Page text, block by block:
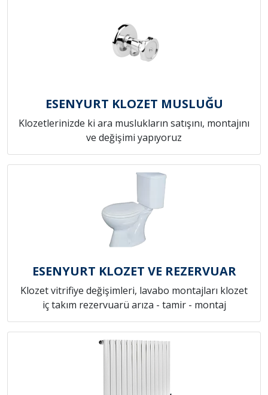
ESENYURT KLOZET MUSLUĞU
Klozetlerinizde ki ara muslukların satışını, montajını
ve değişimi yapıyoruz
ESENYURT KLOZET VE REZERVUAR
Klozet vitrifiye değişimleri, lavabo montajları klozet
iç takım rezervuarü arıza - tamir - montaj